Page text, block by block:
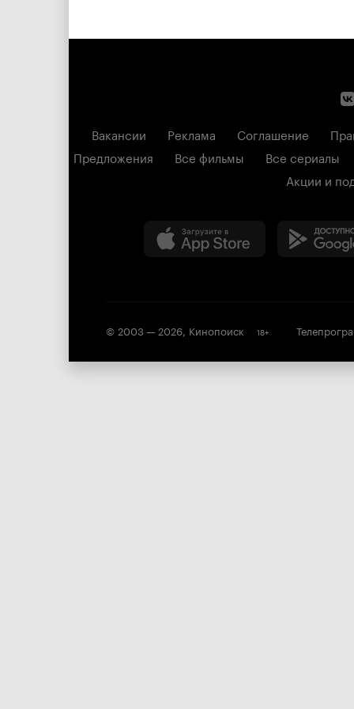
Вакансии Реклама Соглашение
Предложения
Все фильмы
Все сериалы
Акции и
© 2003 — 2026, Кинопоиск 18+